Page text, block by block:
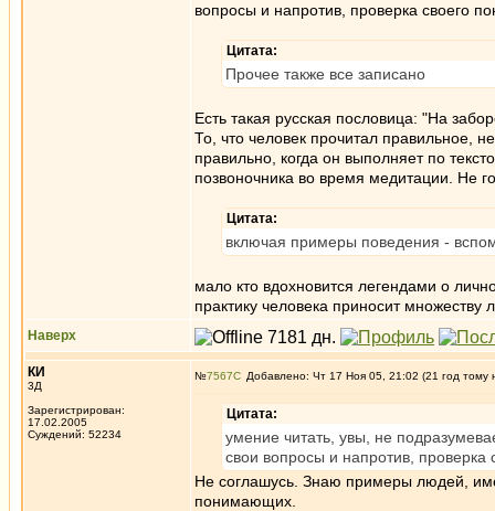
вопросы и напротив, проверка своего
Цитата:
Прочее также все записано
Есть такая русская пословица: "На
То, что человек прочитал правильное,
правильно, когда он выполняет по
позвоночника во время медитации. Не
Цитата:
включая примеры поведения -
мало кто вдохновится легендами о
практику человека приносит
Наверх
КИ
3Д
Зарегистрирован:
17.02.2005
Суждений: 52234
№7567 Добавлено: Чт 17 Ноя 05, 21:02 (21 год тому
Цитата:
умение читать, увы, не
свои вопросы и напротив,
Не соглашусь. Знаю примеры людей,
понимающих.